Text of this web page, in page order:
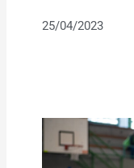
25/04/2023